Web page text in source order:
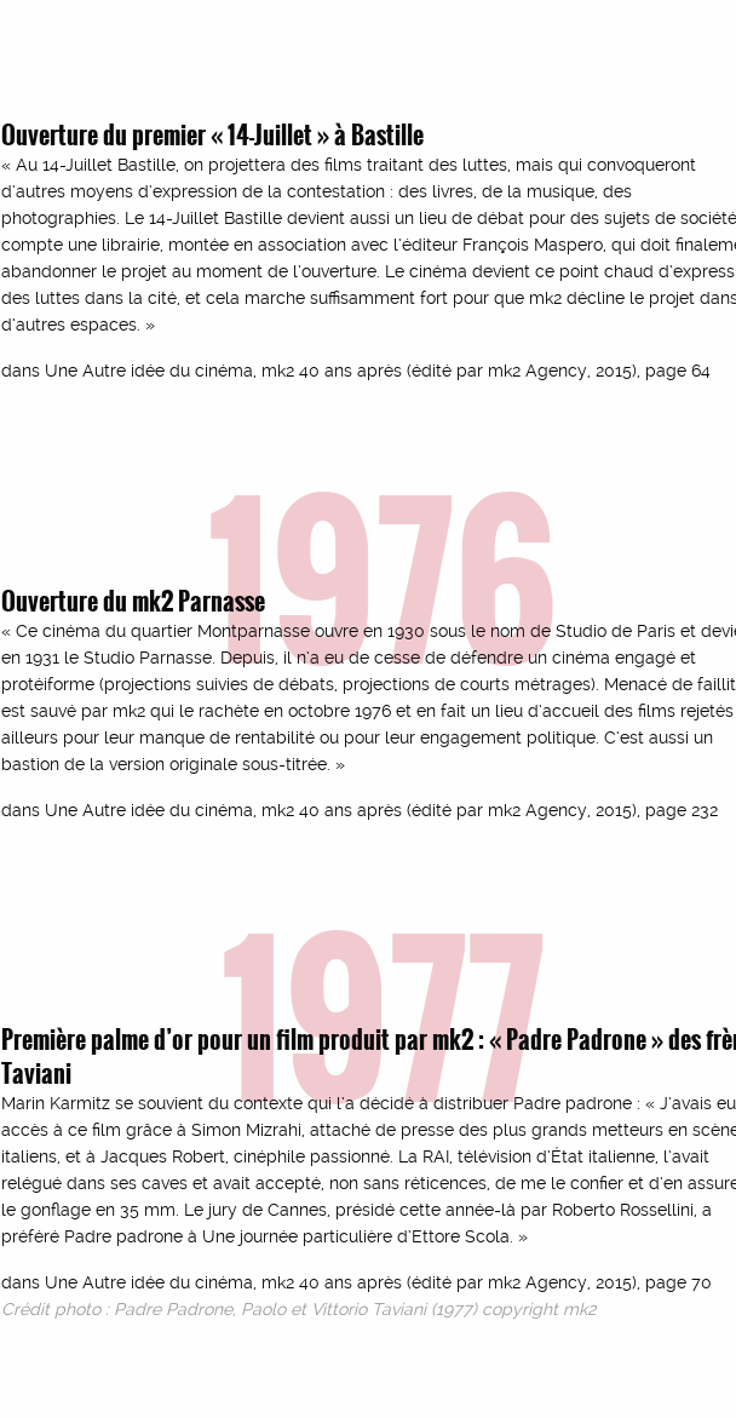
Ouverture du premier « 14-Juillet » à Bastille
« Au 14-Juillet Bastille, on projettera des films traitant des luttes, mais qui convoqueront
d’autres moyens d’expression de la contestation : des livres, de la musique, des
photographies. Le 14-Juillet Bastille devient aussi un lieu de débat pour des sujets de
compte une librairie, montée en association avec l’éditeur François Maspero, qui doit
abandonner le projet au moment de l’ouverture. Le cinéma devient ce point chaud
des luttes dans la cité, et cela marche suffisamment fort pour que mk2 décline le projet
d’autres espaces. »
dans Une Autre idée du cinéma, mk2 40 ans après (édité par mk2 Agency, 2015), page 64
1976
Ouverture du mk2 Parnasse
« Ce cinéma du quartier Montparnasse ouvre en 1930 sous le nom de Studio de Paris et
en 1931 le Studio Parnasse. Depuis, il n’a eu de cesse de défendre un cinéma engagé et
protéiforme (projections suivies de débats, projections de courts métrages). Menacé de
est sauvé par mk2 qui le rachète en octobre 1976 et en fait un lieu d’accueil des films rejetés
ailleurs pour leur manque de rentabilité ou pour leur engagement politique. C’est aussi un
bastion de la version originale sous-titrée. »
dans Une Autre idée du cinéma, mk2 40 ans après (édité par mk2 Agency, 2015), page 232
1977
Première palme d’or pour un film produit par mk2 : « Padre Padrone » des
Taviani
Marin Karmitz se souvient du contexte qui l’a décidé à distribuer Padre padrone : « J’avais eu
accès à ce film grâce à Simon Mizrahi, attaché de presse des plus grands metteurs en
italiens, et à Jacques Robert, cinéphile passionné. La RAI, télévision d’État italienne, l’avait
relégué dans ses caves et avait accepté, non sans réticences, de me le confier et d’en
le gonflage en 35 mm. Le jury de Cannes, présidé cette année-là par Roberto Rossellini, a
préféré Padre padrone à Une journée particulière d’Ettore Scola. »
dans Une Autre idée du cinéma, mk2 40 ans après (édité par mk2 Agency, 2015), page 70
Crédit photo : Padre Padrone, Paolo et Vittorio Taviani (1977) copyright mk2